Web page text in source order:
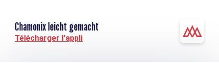
Chamonix leicht gemacht
Télécharger l'appli